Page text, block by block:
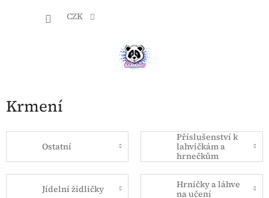
CZK
Krmení
Ostatní
Příslušenství k
lahvičkám a
hrnečkům
Jídelní židličky
Hrníčky a láhve
na učení